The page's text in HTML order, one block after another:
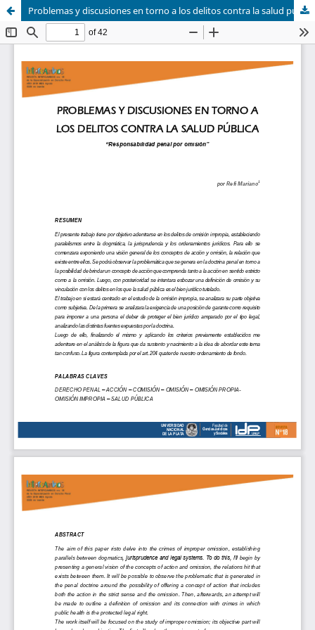
Problemas y discusiones en torno a los delitos contra la salud pública